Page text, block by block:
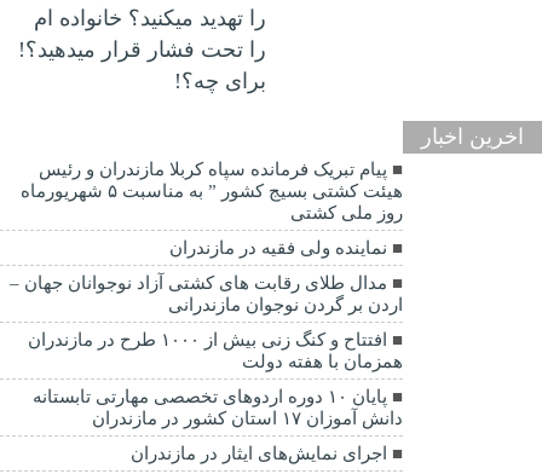
را تهدید میکنید؟ خانواده ام
را‌ تحت فشار قرار میدهید؟!
برای چه؟!
اخرین اخبار
پیام تبریک فرمانده سپاه کربلا مازندران و رئیس
هیئت کشتی بسیج کشور ” به مناسبت ۵ شهریورماه
روز ملی کشتی
نماينده ولی فقیه در مازندران
مدال طلای رقابت های کشتی آزاد نوجوانان جهان –
اردن بر گردن نوجوان مازندرانی
افتتاح و کنگ زنی بیش از ۱۰۰۰ طرح در مازندران
همزمان با هفته دولت
پایان ۱۰ دوره اردوهای تخصصی مهارتی تابستانه
دانش آموزان ۱۷ استان کشور در مازندران
اجرای نمایش‌های ایثار در مازندران